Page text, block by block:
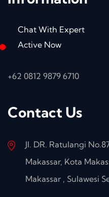
Chat With Expert
Active Now
+62 0812 9879 6710
Contact Us
Jl. DR. Ratulangi
Makassar, Kota
Makassar , Sulawesi